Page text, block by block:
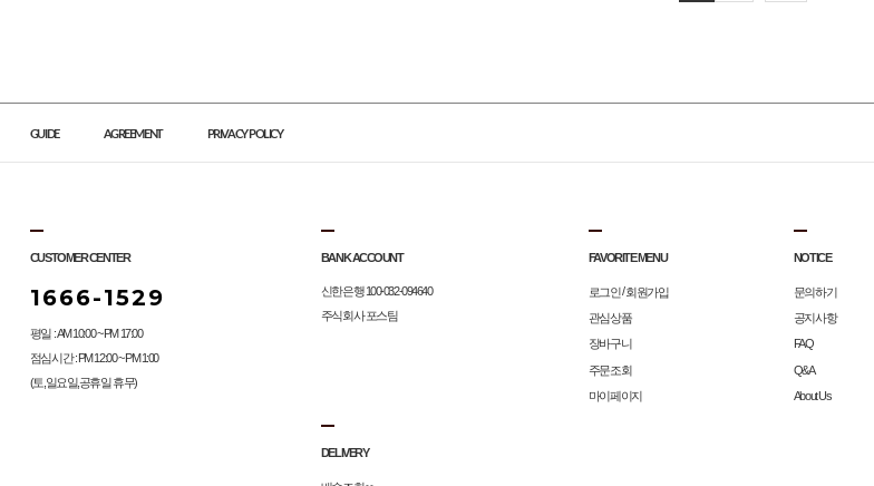
GUIDE AGREEMENT PRIVACY POLICY
CUSTOMER CENTER
1666-1529
평일 : AM 10:00 ~ PM 17:00
점심시간 : PM 12:00 ~ PM 1:00
(토,일요일,공휴일 휴무)
BANK ACCOUNT
신한은행 100-032-094640
주식회사 포스팀
DELIVERY
FAVORITE MENU
로그인 /회원가입
관심상품
장바구니
주문조회
마이페이지
NOTICE
문의하기
공지사항
FAQ
Q&A
About Us